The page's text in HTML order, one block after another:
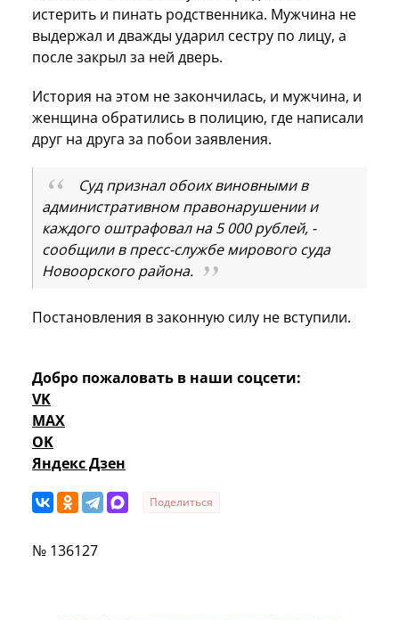
истерить и пинать родственника. Мужчина не
выдержал и дважды ударил сестру по лицу, а
после закрыл за ней дверь.
История на этом не закончилась, и мужчина, и
женщина обратились в полицию, где написали
друг на друга за побои заявления.
Суд признал обоих виновными в
административном правонарушении и
каждого оштрафовал на 5 000 рублей, -
сообщили в пресс-службе мирового суда
Новоорского района.
Постановления в законную силу не вступили.
Добро пожаловать в наши соцсети:
VK
MAX
OK
Яндекс Дзен
Поделиться
№ 136127